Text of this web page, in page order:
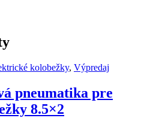
kolobežky, Výpredaj
pneumatika pre
8.5×2